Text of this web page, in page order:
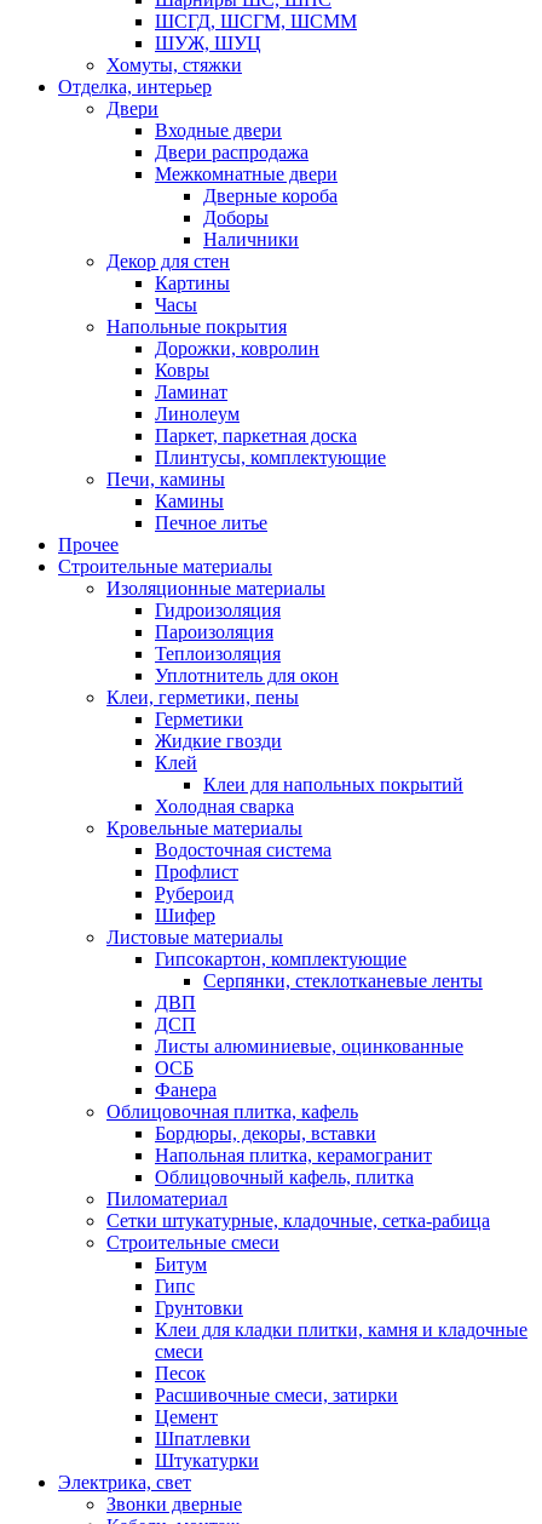
ШСГД, ШСГМ, ШСММ
ШУЖ, ШУЦ
Хомуты, стяжки
Отделка, интерьер
Двери
Входные двери
Двери распродажа
Межкомнатные двери
Дверные короба
Доборы
Наличники
Декор для стен
Картины
Часы
Напольные покрытия
Дорожки, ковролин
Ковры
Ламинат
Линолеум
Паркет, паркетная доска
Плинтусы, комплектующие
Печи, камины
Камины
Печное литье
Прочее
Строительные материалы
Изоляционные материалы
Гидроизоляция
Пароизоляция
Теплоизоляция
Уплотнитель для окон
Клеи, герметики, пены
Герметики
Жидкие гвозди
Клей
Клеи для напольных покрытий
Холодная сварка
Кровельные материалы
Водосточная система
Профлист
Рубероид
Шифер
Листовые материалы
Гипсокартон, комплектующие
Серпянки, стеклотканевые ленты
ДВП
ДСП
Листы алюминиевые, оцинкованные
ОСБ
Фанера
Облицовочная плитка, кафель
Бордюры, декоры, вставки
Напольная плитка, керамогранит
Облицовочный кафель, плитка
Пиломатериал
Сетки штукатурные, кладочные, сетка-рабица
Строительные смеси
Битум
Гипс
Грунтовки
Клеи для кладки плитки, камня и кладочные
смеси
Песок
Расшивочные смеси, затирки
Цемент
Шпатлевки
Штукатурки
Электрика, свет
Звонки дверные